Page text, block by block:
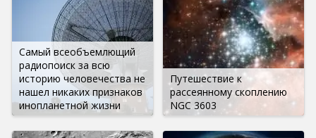
Самый всеобъемлющий
радиопоиск за всю
историю человечества не
нашел никаких признаков
инопланетной жизни
Путешествие к
рассеянному скоплению
NGC 3603